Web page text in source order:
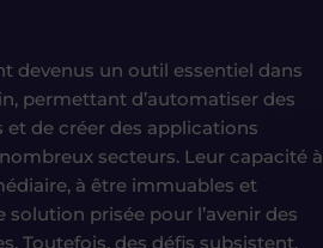
devenus un outil essentiel dans
permettant d’automatiser des
de créer des applications
secteurs. Leur capacité à
à être immuables et
prisée pour l’avenir des
Toutefois, des défis subsistent,